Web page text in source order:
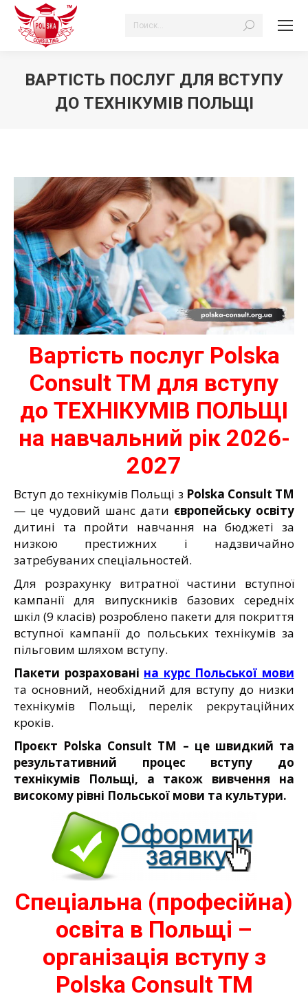
Search:
ВАРТІСТЬ ПОСЛУГ ДЛЯ ВСТУПУ
ДО ТЕХНІКУМІВ ПОЛЬЩІ
Вартість послуг Polska
Consult TM для вступу
до ТЕХНІКУМІВ ПОЛЬЩІ
на навчальний рік 2026-
2027
Вступ до технікумів Польщі з Polska Consult TM
— це чудовий шанс дати європейську освіту
дитині та пройти навчання на бюджеті за
низкою престижних і надзвичайно
затребуваних спеціальностей.
Для розрахунку витратної частини вступної
кампанії для випускників базових середніх
шкіл (9 класів) розроблено пакети для покриття
вступної кампанії до польських технікумів за
пільговим шляхом вступу.
Пакети розраховані на курс Польської мови
та основний, необхідний для вступу до низки
технікумів Польщі, перелік рекрутаційних
кроків.
Проєкт Polska Consult TM – це швидкий та
результативний процес вступу до
технікумів Польщі, а також вивчення на
високому рівні Польської мови та культури.
Спеціальна (професійна)
освіта в Польщі –
організація вступу з
Polska Consult TM